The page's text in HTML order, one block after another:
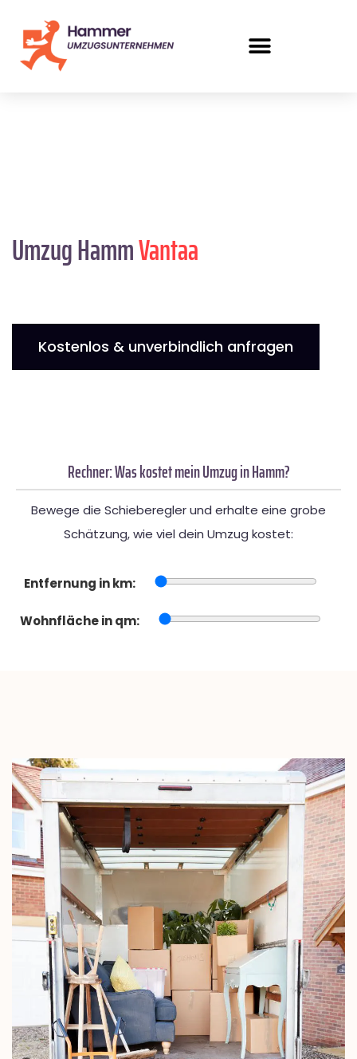
Umzug HammVantaa
Kostenlos & unverbindlich anfragen
Rechner: Was kostet mein Umzug in Hamm?
Bewege die Schieberegler und erhalte eine grobe
Schätzung, wie viel dein Umzug kostet:
Entfernung in km:
Wohnfläche in qm: